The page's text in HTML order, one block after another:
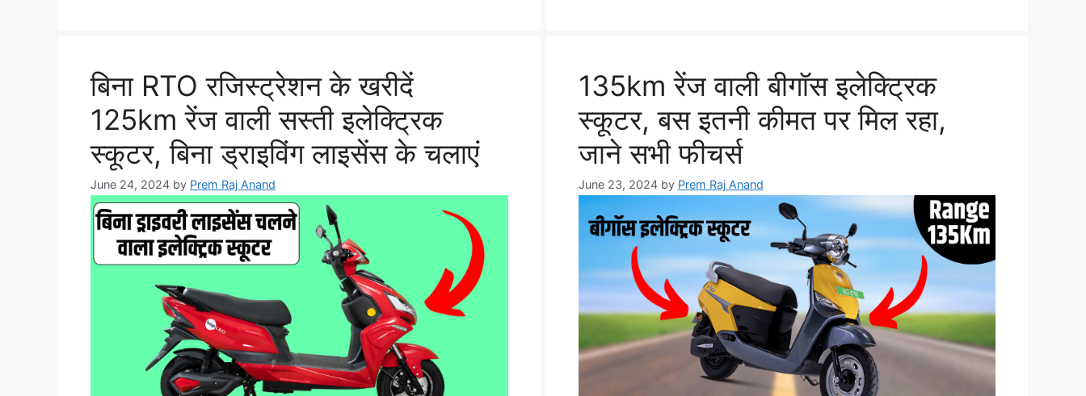
बिना RTO रजिस्ट्रेशन के खरीदें
125km रेंज वाली सस्ती इलेक्ट्रिक
स्कूटर, बिना ड्राइविंग लाइसेंस के चलाएं
June 24, 2024 by Prem Raj Anand
135km रेंज वाली बीगॉस इलेक्ट्रिक
स्कूटर, बस इतनी कीमत पर मिल रहा,
जाने सभी फीचर्स
June 23, 2024 by Prem Raj Anand